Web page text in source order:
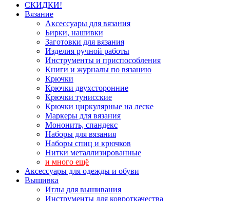
СКИДКИ!
Вязание
Аксессуары для вязания
Бирки, нашивки
Заготовки для вязания
Изделия ручной работы
Инструменты и приспособления
Книги и журналы по вязанию
Крючки
Крючки двухсторонние
Крючки тунисские
Крючки циркулярные на леске
Маркеры для вязания
Мононить, спандекс
Наборы для вязания
Наборы спиц и крючков
Нитки металлизированные
и много ещё
Аксессуары для одежды и обуви
Вышивка
Иглы для вышивания
Инструменты для ковроткачества